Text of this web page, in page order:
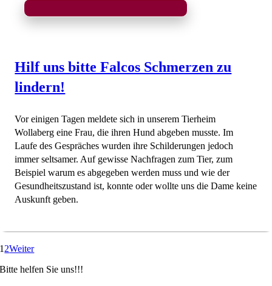
Hilf uns bitte Falcos Schmerzen zu
lindern!
Vor einigen Tagen meldete sich in unserem Tierheim
Wollaberg eine Frau, die ihren Hund abgeben musste. Im
Laufe des Gespräches wurden ihre Schilderungen jedoch
immer seltsamer. Auf gewisse Nachfragen zum Tier, zum
Beispiel warum es abgegeben werden muss und wie der
Gesundheitszustand ist, konnte oder wollte uns die Dame keine
Auskunft geben.
1 2Weiter
Bitte helfen Sie uns!!!